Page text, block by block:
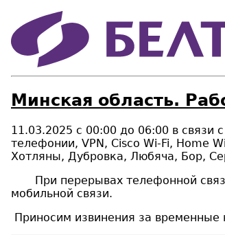
Минская область.
11.03.2025 с 00:00 до 06:00 в связи
телефонии, VPN, Cisco Wi-Fi, Home Wi
Хотляны, Дубровка, Любяча, Бор,
При перерывах телефонной
мобильной связи.
Приносим извинения за временные